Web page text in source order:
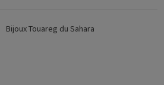
Bijoux Touareg du Sahara